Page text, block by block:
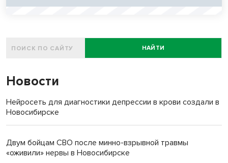
НАЙТИ
Новости
Нейросеть для диагностики депрессии в крови создали в
Новосибирске
Двум бойцам СВО после минно-взрывной травмы
«оживили» нервы в Новосибирске